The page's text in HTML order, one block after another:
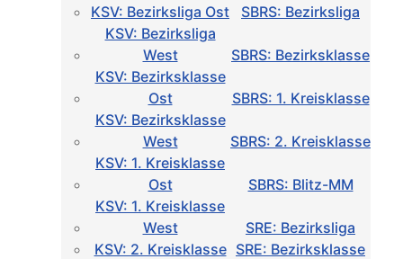
KSV: Bezirksliga Ost
SBRS: Bezirksliga
KSV: Bezirksliga
West
SBRS: Bezirksklasse
KSV: Bezirksklasse
Ost
SBRS: 1. Kreisklasse
KSV: Bezirksklasse
West
SBRS: 2. Kreisklasse
KSV: 1. Kreisklasse
Ost
SBRS: Blitz-MM
KSV: 1. Kreisklasse
West
SRE: Bezirksliga
KSV: 2. Kreisklasse SRE: Bezirksklasse